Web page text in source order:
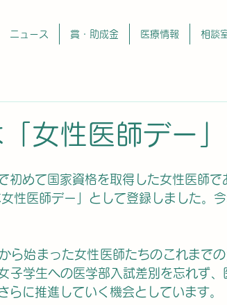
ニュース 賞・助成金 医療情報 相談
女性医師デー
初めて国家資格を取得した女性医師
性医師デー」として登録しました。
ら始まった女性医師たちのこれまで
子学生への医学部入試差別を忘れず
らに推進していく機会としています。